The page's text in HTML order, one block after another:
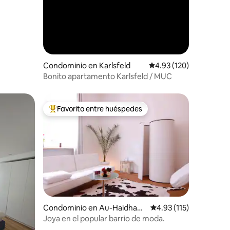
Condominio en Karlsfeld Calificación promedio:
4.93 (120)
Bonito apartamento Karlsfeld / MUC
De los mejores en Favorito entre huéspedes
Favorito entre huéspedes
Condominio en Au-Haidhaus
en
Calificación promedio:
4.93 (115)
Joya en el popular barrio de moda.